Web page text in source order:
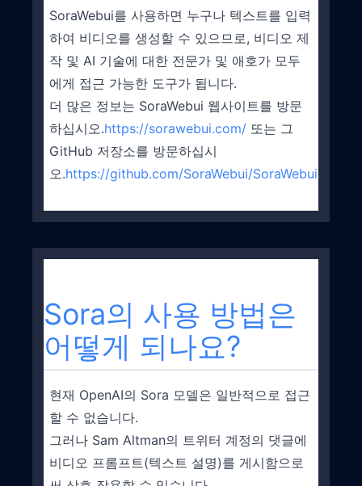
SoraWebui를 사용하면 누구나 텍스트를 입력
하여 비디오를 생성할 수 있으므로, 비디오 제
작 및 AI 기술에 대한 전문가 및 애호가 모두
에게 접근 가능한 도구가 됩니다.
더 많은 정보는 SoraWebui 웹사이트를 방문
하십시오.https://sorawebui.com/ 또는 그
GitHub 저장소를 방문하십시
오.https://github.com/SoraWebui/SoraWebui
Sora의 사용 방법은
어떻게 되나요?
현재 OpenAI의 Sora 모델은 일반적으로 접근
할 수 없습니다.
그러나 Sam Altman의 트위터 계정의 댓글에
비디오 프롬프트(텍스트 설명)를 게시함으로